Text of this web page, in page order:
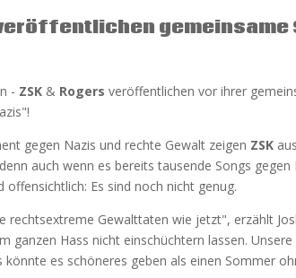
gemeinsame
- ZSK & Rogers veröffentlichen vor ihrer
gegen Nazis und rechte Gewalt zeigen ZSK
auch wenn es bereits tausende Songs
Es sind noch nicht genug.
rechtsextreme Gewalttaten wie jetzt", erzählt
ganzen Hass nicht einschüchtern lassen.
könnte es schöneres geben als einen Sommer